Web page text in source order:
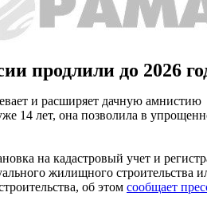
продлили до 2026
и расширяет дачную амнистию
14 лет, она позволила в
на кадастровый учет и
жилищного строительства
об этом сообщает